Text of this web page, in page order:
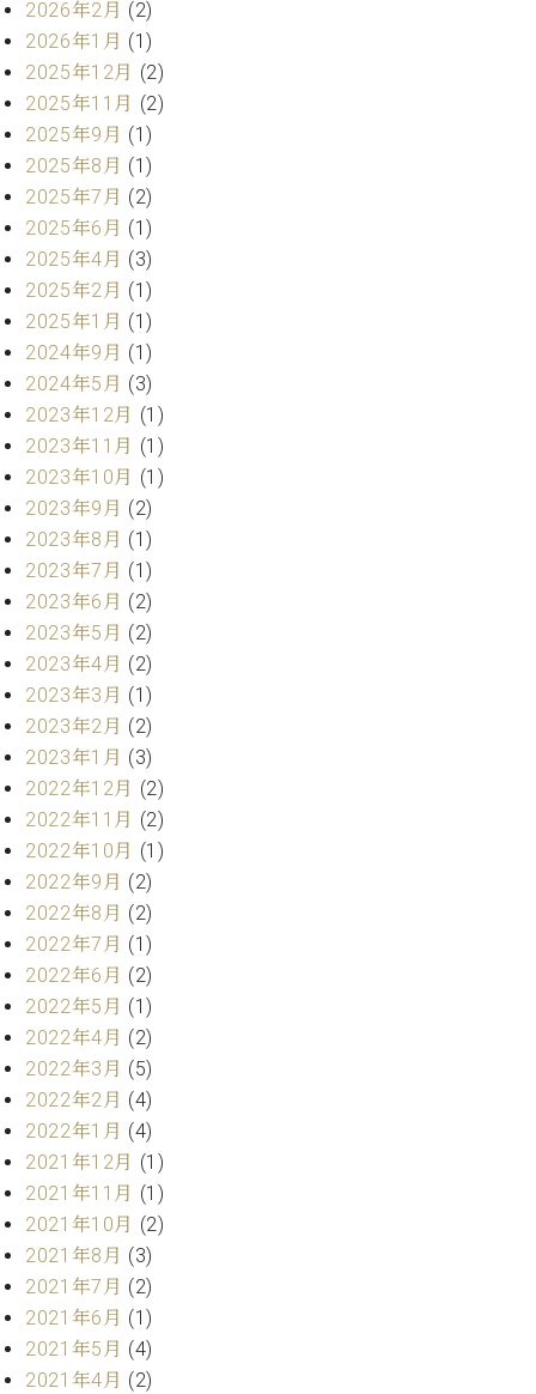
ト
ピ
ア
C.
ベ
ヒ
シ
ュ
タ
イ
ン
レ
ジ
デ
ス
ア
ッ
プ
ラ
イ
ト
ピ
ア
ノ
C.
ベ
ヒ
シ
ュ
タ
イ
ン
ア
カ
デ
ミ
ー
W.
ホ
フ
マ
ン
プ
ロ
フ
ェ
ッ
ジオ
レン
タル
ホー
ル・
スタ
ジオ
空き
状況
動
画
録
サ
ー
ビ
ス
楽
教
室
ピ
ア
ノ
コ
ン
シ
ェ
ル
ュ
ア
ク
セ
ス
セン
ム東
京の
ご案
内
(PDF)
問
い
合
わ
せ
本
2026年2月 (2)
2026年1月 (1)
2025年12月 (2)
2025年11月 (2)
2025年9月 (1)
2025年8月 (1)
2025年7月 (2)
2025年6月 (1)
2025年4月 (3)
2025年2月 (1)
2025年1月 (1)
2024年9月 (1)
2024年5月 (3)
2023年12月 (1)
2023年11月 (1)
2023年10月 (1)
2023年9月 (2)
2023年8月 (1)
2023年7月 (1)
2023年6月 (2)
2023年5月 (2)
2023年4月 (2)
2023年3月 (1)
2023年2月 (2)
2023年1月 (3)
2022年12月 (2)
2022年11月 (2)
2022年10月 (1)
2022年9月 (2)
2022年8月 (2)
2022年7月 (1)
2022年6月 (2)
2022年5月 (1)
2022年4月 (2)
2022年3月 (5)
2022年2月 (4)
2022年1月 (4)
2021年12月 (1)
2021年11月 (1)
2021年10月 (2)
2021年8月 (3)
2021年7月 (2)
2021年6月 (1)
2021年5月 (4)
2021年4月 (2)